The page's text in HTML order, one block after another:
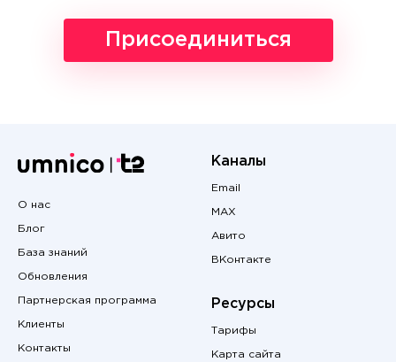
Присоединиться
О нас
Блог
База знаний
Обновления
Партнерская программа
Клиенты
Контакты
Каналы
Email
MAX
Авито
ВКонтакте
Ресурсы
Тарифы
Карта сайта